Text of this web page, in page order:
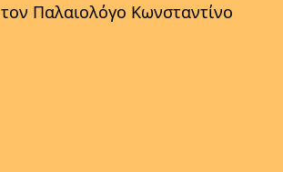
τον Παλαιολόγο Κωνσταντίνο